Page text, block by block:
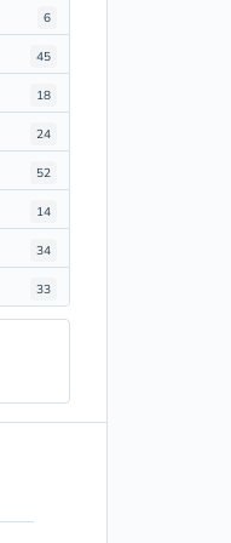
6
45
18
24
52
14
34
33